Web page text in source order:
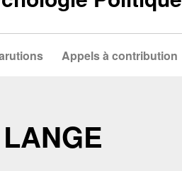
Appels à contribution